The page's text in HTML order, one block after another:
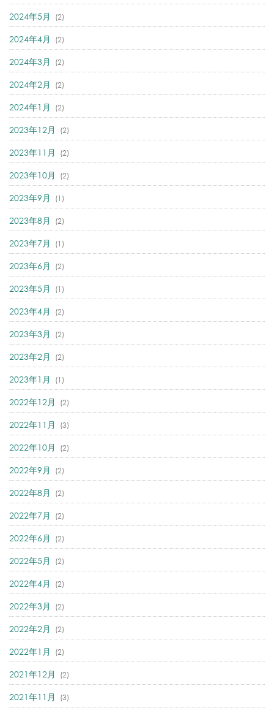
2024年5月 (2)
2024年4月 (2)
2024年3月 (2)
2024年2月 (2)
2024年1月 (2)
2023年12月 (2)
2023年11月 (2)
2023年10月 (2)
2023年9月 (1)
2023年8月 (2)
2023年7月 (1)
2023年6月 (2)
2023年5月 (1)
2023年4月 (2)
2023年3月 (2)
2023年2月 (2)
2023年1月 (1)
2022年12月 (2)
2022年11月 (3)
2022年10月 (2)
2022年9月 (2)
2022年8月 (2)
2022年7月 (2)
2022年6月 (2)
2022年5月 (2)
2022年4月 (2)
2022年3月 (2)
2022年2月 (2)
2022年1月 (2)
2021年12月 (2)
2021年11月 (3)